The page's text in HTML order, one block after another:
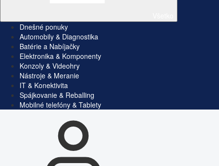
Dnešné ponuky
Automobily & Diagnostika
Batérie a Nabíjačky
Elektronika & Komponenty
Konzoly & Videohry
Nástroje & Meranie
IT & Konektivita
Spájkovanie & Reballing
Mobilné telefóny & Tablety